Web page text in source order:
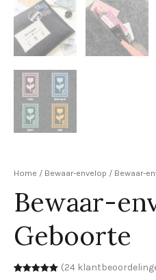
Home / Bewaar-envelop / Bewaar-
Bewaar-
Geboorte
(24